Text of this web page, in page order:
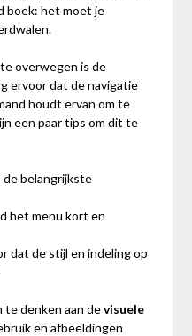
boek: het moet je
overwegen is de
ervoor dat de navigatie
houdt ervan om te
een paar tips om dit te
de belangrijkste
het menu kort en
dat de stijl en indeling op
te denken aan devisuele
en afbeeldingen